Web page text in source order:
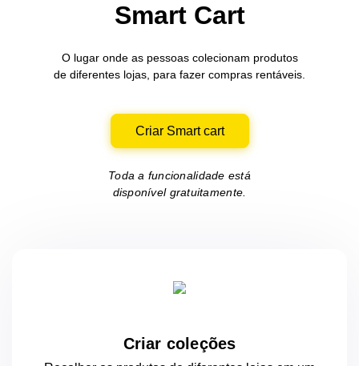
Smart Cart
O lugar onde as pessoas colecionam produtos
de diferentes lojas, para fazer compras rentáveis.
Criar Smart cart
Toda a funcionalidade está
disponível gratuitamente.
Criar coleções